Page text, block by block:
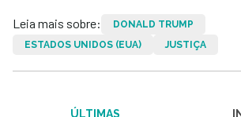
Leia mais sobre:
DONALD TRUMP
ESTADOS UNIDOS (EUA)
JUSTIÇA
ÚLTIMAS